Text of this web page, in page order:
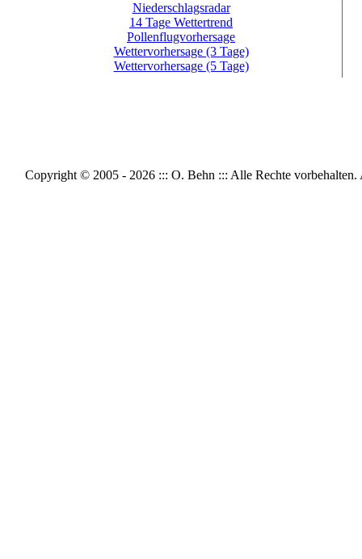
Niederschlagsradar
14 Tage Wettertrend
Pollenflugvorhersage
Wettervorhersage (3 Tage)
Wettervorhersage (5 Tage)
Copyright © 2005 - 2026 ::: O. Behn ::: Alle Rechte